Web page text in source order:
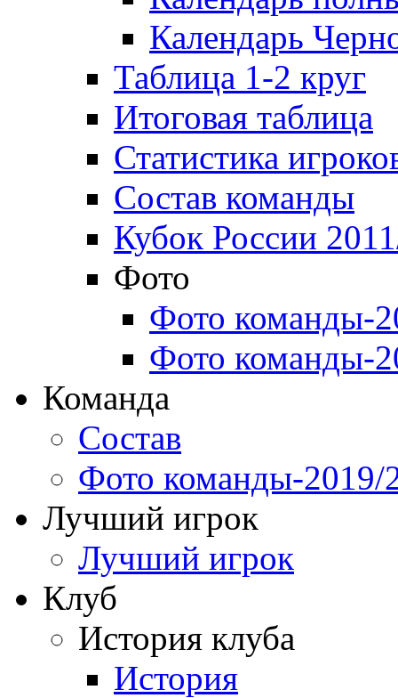
Календарь
Таблица 1-2 круг
Итоговая таблица
Статистика
Состав команды
Кубок России
Фото
Фото команды-
Фото команды-
Команда
Состав
Фото команды-2019/
Лучший игрок
Лучший игрок
Клуб
История клуба
История